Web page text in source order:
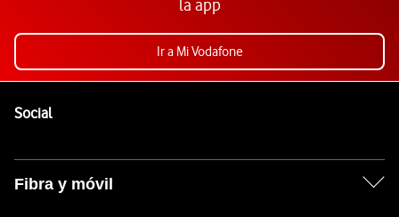
la app
Ir a Mi Vodafone
SocialEnlaces a las redes sociales de Vodafone
Fibra y móvil